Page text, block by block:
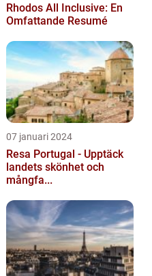
Rhodos All Inclusive: En
Omfattande Resumé
07 januari 2024
Resa Portugal - Upptäck
landets skönhet och
mångfa...